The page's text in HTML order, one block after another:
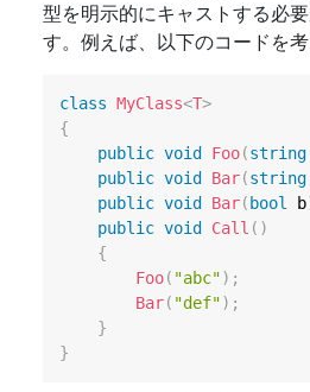
型を明示的にキャストする必
す。例えば、以下のコードを
class MyClass<T>
{
public void Foo(string
public void Bar(string
public void Bar( bool b
public void Call ( )
{
Foo( "abc") ;
Bar( "def") ;
}
}